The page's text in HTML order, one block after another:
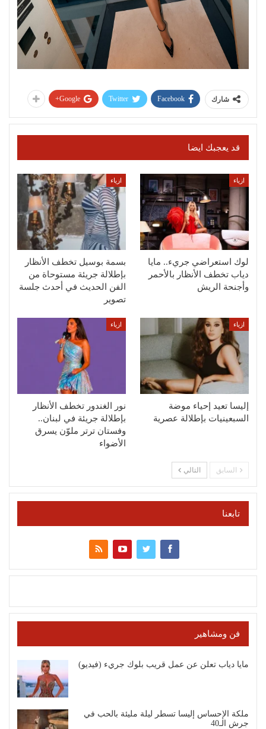
شارك Facebook
Twitter
Google+
قد يعجبك ايضا
ازياء
لوك استعراضي جريء.. مايا
دياب تخطف الأنظار بالأحمر
وأجنحة الريش
ازياء
بسمة بوسيل تخطف الأنظار
بإطلالة جريئة مستوحاة من
الفن الحديث في أحدث جلسة
تصوير
ازياء
إليسا تعيد إحياء موضة
السبعينيات بإطلالة عصرية
ازياء
نور الغندور تخطف الأنظار
بإطلالة جريئة في لبنان..
وفستان ترتر ملوّن يسرق
الأضواء
السابق التالي
تابعنا
فن ومشاهير
مايا دياب تعلن عن عمل قريب بلوك جريء (فيديو)
ملكة الإحساس إليسا تسطر ليلة مليئة بالحب في
جرش الـ40